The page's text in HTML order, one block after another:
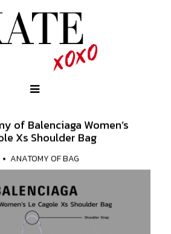
of Balenciaga Women’s
Xs Shoulder Bag
ANATOMY OF BAG